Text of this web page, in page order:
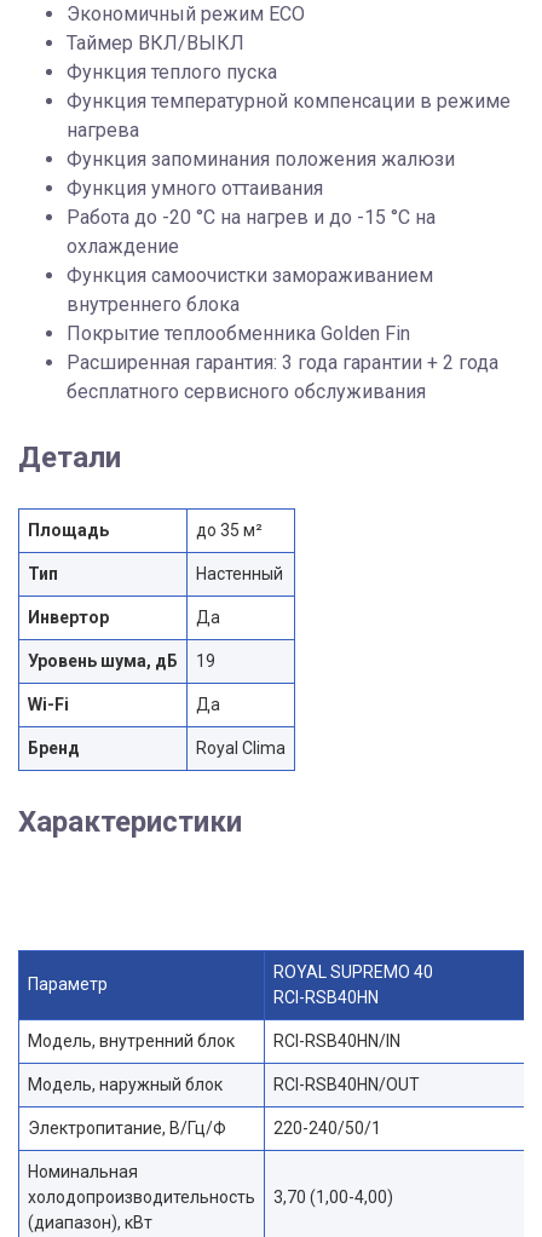
Экономичный режим ECO
Таймер ВКЛ/ВЫКЛ
Функция теплого пуска
Функция температурной компенсации в режиме
нагрева
Функция запоминания положения жалюзи
Функция умного оттаивания
Работа до -20 °C на нагрев и до -15 °C на
охлаждение
Функция самоочистки замораживанием
внутреннего блока
Покрытие теплообменника Golden Fin
Расширенная гарантия: 3 года гарантии + 2 года
бесплатного сервисного обслуживания
Детали
Площадь до 35 м²
Тип Настенный
Инвертор Да
Уровень шума, дБ 19
Wi-Fi Да
Бренд Royal Clima
Характеристики
Параметр
ROYAL SUPREMO 40
RCI-RSB40HN
Модель, внутренний блок RCI-RSB40HN/IN
Модель, наружный блок RCI-RSB40HN/OUT
Электропитание, В/Гц/Ф 220-240/50/1
Номинальная
холодопроизводительность
(диапазон), кВт
3,70 (1,00-4,00)